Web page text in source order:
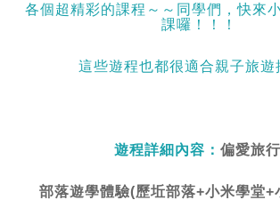
各個超精彩的課程～～同學們，快來
課囉！！！
這些遊程也都很適合親子旅遊
遊程詳細內容： 偏愛旅行
部落遊學體驗(歷坵部落+小米學堂+